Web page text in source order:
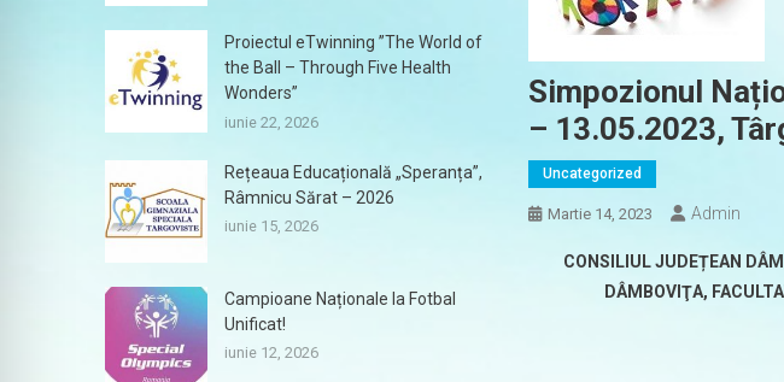
Simpozionul
– 13.05.2023,
Uncategorized
Martie 14, 2023 Admin
CONSILIUL JUDEȚEAN
DÂMBOVIŢA,
Proiectul eTwinning ”The World of
the Ball – Through Five Health
Wonders”
iunie 22, 2026
Rețeaua Educațională „Speranța”,
Râmnicu Sărat – 2026
iunie 15, 2026
Campioane Naționale la Fotbal
Unificat!
iunie 12, 2026